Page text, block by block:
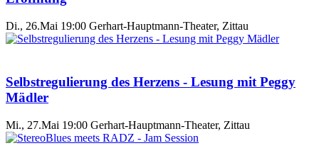
Di., 26.Mai 19:00 Gerhart-Hauptmann-Theater, Zittau
Selbstregulierung des Herzens - Lesung mit Peggy
Mädler
Mi., 27.Mai 19:00 Gerhart-Hauptmann-Theater, Zittau